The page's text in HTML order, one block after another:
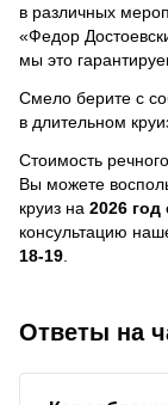
в различных
«Федор
мы это
Смело берите с
в длительном
Стоимость
Вы можете
круиз на 2026 год
консультацию
18-19
Ответы на